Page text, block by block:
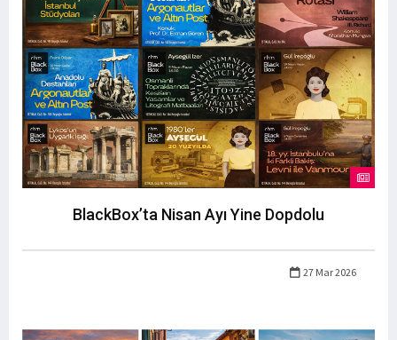
BlackBox’ta Nisan Ayı Yine Dopdolu
27 Mar 2026